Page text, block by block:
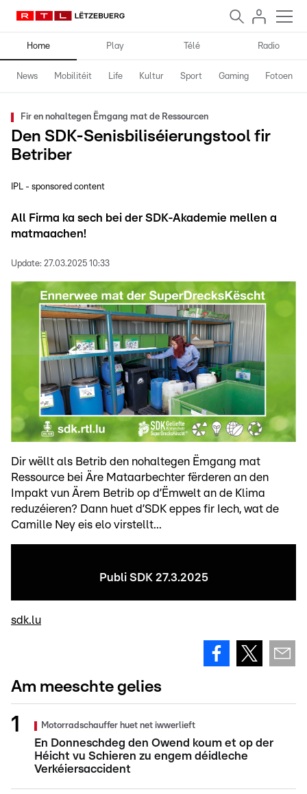
Home Play Télé Radio
News Mobilitéit Life Kultur Sport Gaming Fotoen
Fir en nohaltegen Ëmgang mat de Ressourcen
Den SDK-Senisbiliséierungstool fir
Betriber
IPL - sponsored content
All Firma ka sech bei der SDK-Akademie mellen a
matmaachen!
Update: 27.03.2025 10:33
Dir wëllt als Betrib den nohaltegen Ëmgang mat
Ressource bei Äre Mataarbechter fërderen an den
Impakt vun Ärem Betrib op d’Ëmwelt an de Klima
reduzéieren? Dann huet d’SDK eppes fir Iech, wat de
Camille Ney eis elo virstellt...
Publi SDK 27.3.2025
sdk.lu
Am meeschte gelies
Motorradschauffer huet net iwwerlieft
En Donneschdeg den Owend koum et op der
Héicht vu Schieren zu engem déidleche
Verkéiersaccident